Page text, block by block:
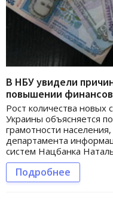
В НБУ увидели
повышении
Рост количества новых
Украины объясняется
грамотности
департамента
систем Нацбанка
Подробнее